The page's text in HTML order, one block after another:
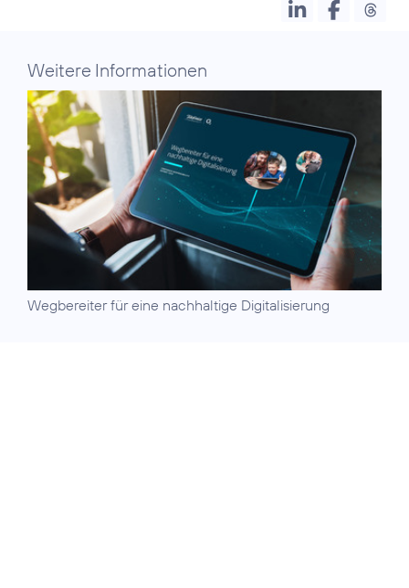
Weitere Informationen
Wegbereiter für eine nachhaltige Digitalisierung